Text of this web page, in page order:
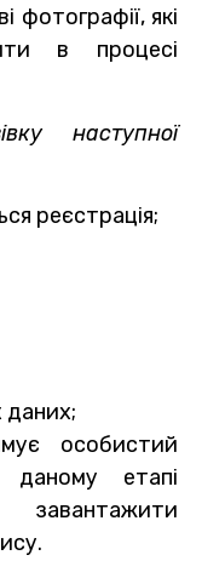
фотографії, які
в процесі
наступної
реєстрація;
даних;
особистий
етапі